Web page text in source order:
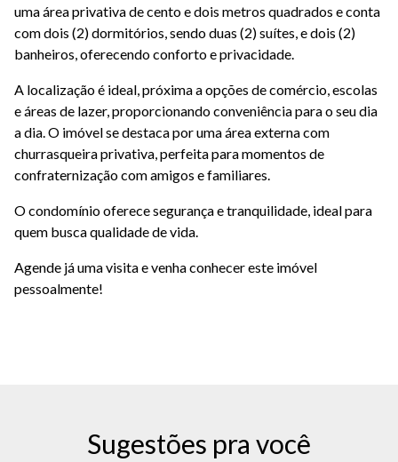
uma área privativa de cento e dois metros quadrados e conta
com dois (2) dormitórios, sendo duas (2) suítes, e dois (2)
banheiros, oferecendo conforto e privacidade.
A localização é ideal, próxima a opções de comércio, escolas
e áreas de lazer, proporcionando conveniência para o seu dia
a dia. O imóvel se destaca por uma área externa com
churrasqueira privativa, perfeita para momentos de
confraternização com amigos e familiares.
O condomínio oferece segurança e tranquilidade, ideal para
quem busca qualidade de vida.
Agende já uma visita e venha conhecer este imóvel
pessoalmente!
Sugestões pra você